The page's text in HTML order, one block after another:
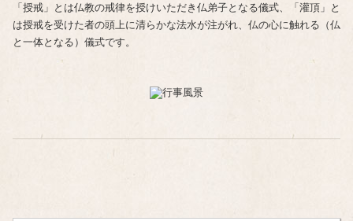
「授戒」とは仏教の戒律を授けいただき仏弟子となる儀式、「灌頂」と
は授戒を受けた者の頭上に清らかな法水が注がれ、仏の心に触れる（仏
と一体となる）儀式です。